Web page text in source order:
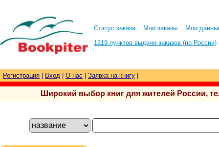
Статус заказа Мои заказы
Мои
1219 пунктов выдачи заказов (по России)
Регистрация Вход О нас Заявка на книгу
Широкий выбор книг для жителей России,